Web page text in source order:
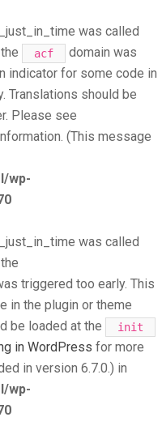
was called
acf
domain was
indicator for some code in
Translations should be
Please see
(This message
wp-
was called
triggered too early. This
in the plugin or theme
be loaded at the
init
in WordPress for more
in version 6.7.0.) in
wp-